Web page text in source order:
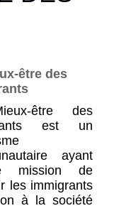
être des
être des
est un
ayant
mission de
les immigrants
à la société